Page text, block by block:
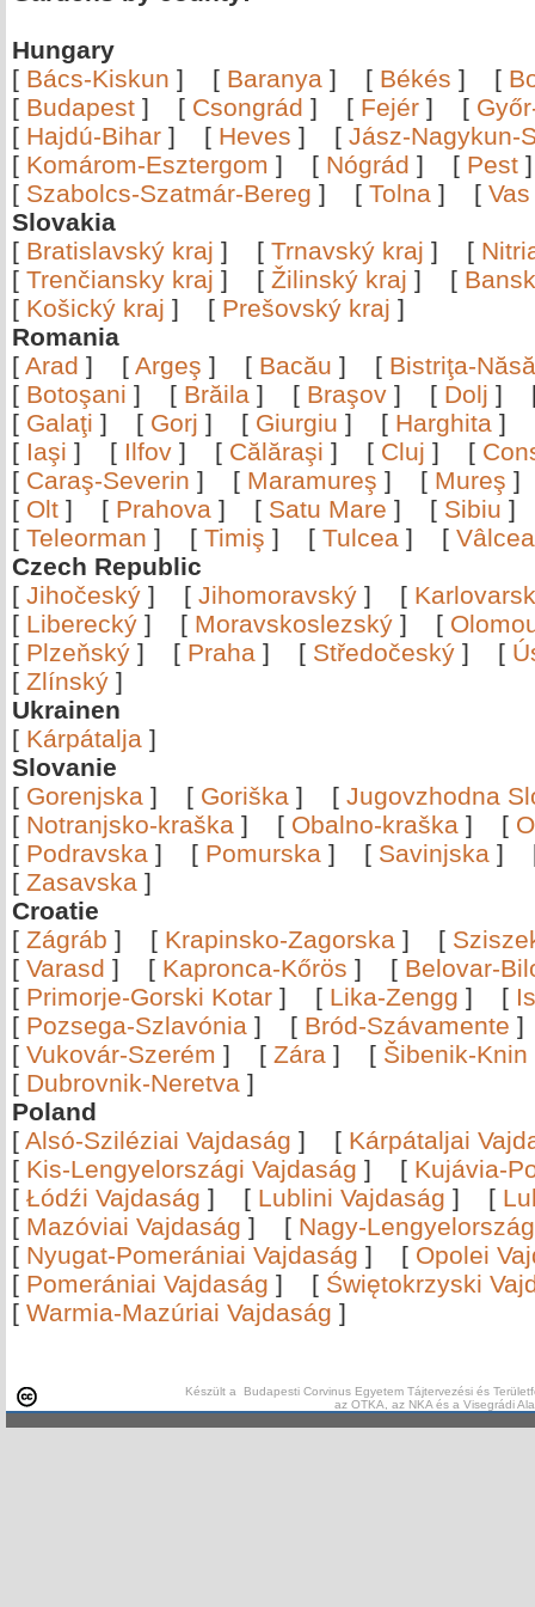
Hungary
[ Bács-Kiskun ] [ Baranya ] [ Békés ] [
[ Budapest ] [ Csongrád ] [ Fejér ] [
[ Hajdú-Bihar ] [ Heves ] [ Jász-Nagykun-
[ Komárom-Esztergom ] [ Nógrád ] [ Pest
[ Szabolcs-Szatmár-Bereg ] [ Tolna ] [ Vas
Slovakia
[ Bratislavský kraj ] [ Trnavský kraj ] [
[ Trenčiansky kraj ] [ Žilinský kraj ] [
[ Košický kraj ] [ Prešovský kraj ]
Romania
[ Arad ] [ Argeş ] [ Bacău ] [ Bistriţa-
[ Botoşani ] [ Brăila ] [ Braşov ] [ Dolj ]
[ Galaţi ] [ Gorj ] [ Giurgiu ] [ Harghita ]
[ Iaşi ] [ Ilfov ] [ Călăraşi ] [ Cluj ] [
[ Caraş-Severin ] [ Maramureş ] [ Mureş
[ Olt ] [ Prahova ] [ Satu Mare ] [ Sibiu
[ Teleorman ] [ Timiş ] [ Tulcea ] [
Czech Republic
[ Jihočeský ] [ Jihomoravský ] [
[ Liberecký ] [ Moravskoslezský ] [
[ Plzeňský ] [ Praha ] [ Středočeský ] [
[ Zlínský ]
Ukrainen
[ Kárpátalja ]
Slovanie
[ Gorenjska ] [ Goriška ] [ Jugovzhodna
[ Notranjsko-kraška ] [ Obalno-kraška ] [
[ Podravska ] [ Pomurska ] [ Savinjska ]
[ Zasavska ]
Croatie
[ Zágráb ] [ Krapinsko-Zagorska ] [
[ Varasd ] [ Kapronca-Kőrös ] [ Belovar-
[ Primorje-Gorski Kotar ] [ Lika-Zengg ] [
[ Pozsega-Szlavónia ] [ Bród-Szávamente
[ Vukovár-Szerém ] [ Zára ] [ Šibenik-Knin
[ Dubrovnik-Neretva ]
Poland
[ Alsó-Sziléziai Vajdaság ] [ Kárpátaljai
[ Kis-Lengyelországi Vajdaság ] [ Kujávia-
[ Łódźi Vajdaság ] [ Lublini Vajdaság ] [
[ Mazóviai Vajdaság ] [ Nagy-
[ Nyugat-Pomerániai Vajdaság ] [ Opolei
[ Pomerániai Vajdaság ] [ Świętokrzyski
[ Warmia-Mazúriai Vajdaság ]
Készült a Budapesti Corvinus Egyetem Tájtervezési és
az OTKA, az NKA és a Visegrádi